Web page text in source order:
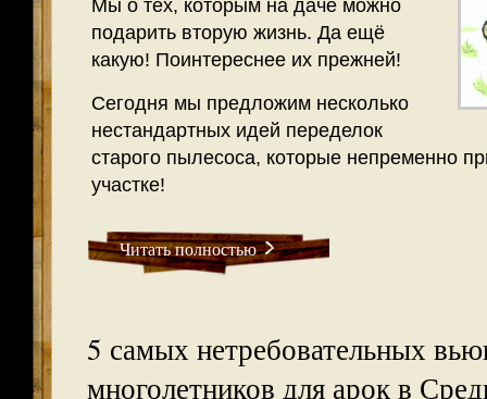
Мы о тех, которым на даче можно
подарить вторую жизнь. Да ещё
какую! Поинтереснее их прежней!
Сегодня мы предложим несколько
нестандартных идей переделок
старого пылесоса, которые непременно
участке!
Читать полностью
5 самых нетребовательных
многолетников для арок в